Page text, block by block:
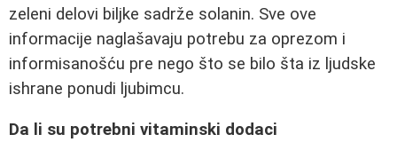
zeleni delovi biljke sadrže solanin. Sve ove
informacije naglašavaju potrebu za oprezom i
informisanošću pre nego što se bilo šta iz ljudske
ishrane ponudi ljubimcu.
Da li su potrebni vitaminski dodaci